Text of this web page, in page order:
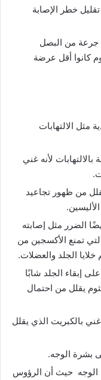
خطر الإصابة
جرعة من البصل
كانوا أقل عرضة
مثل الالتهابات
لأنه غني
من ظهور تجاعيد
الضرر مثل إصابته
تمنع الأكسجين من
الجلد والعضلات.
إبقاء الجلد شابًا
يقلل من احتمال
بالكبريت الذي يقلل
بشرة الوجه.
الوجه حيث أن الرؤوس